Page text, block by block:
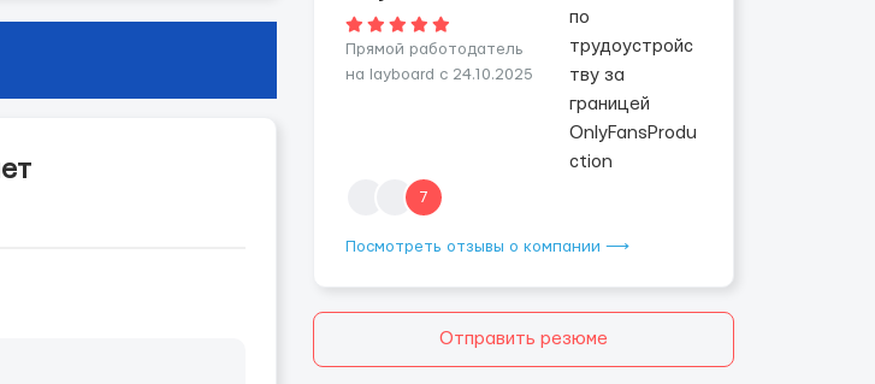
Прямой работодатель
на layboard с 24.10.2025
7
Посмотреть отзывы о компании ⟶
Отправить резюме